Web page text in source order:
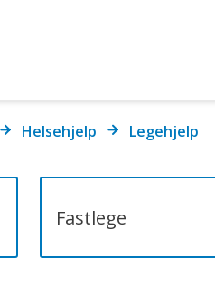
Helsehjelp Legehjelp
Fastlege